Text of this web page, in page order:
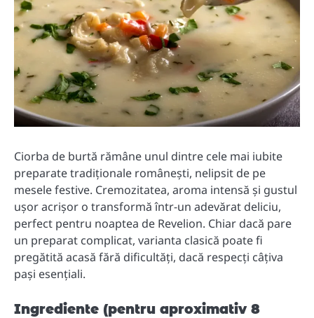
Ciorba de burtă rămâne unul dintre cele mai iubite
preparate tradiționale românești, nelipsit de pe
mesele festive. Cremozitatea, aroma intensă și gustul
ușor acrișor o transformă într-un adevărat deliciu,
perfect pentru noaptea de Revelion. Chiar dacă pare
un preparat complicat, varianta clasică poate fi
pregătită acasă fără dificultăți, dacă respecți câțiva
pași esențiali.
Ingrediente (pentru aproximativ 8